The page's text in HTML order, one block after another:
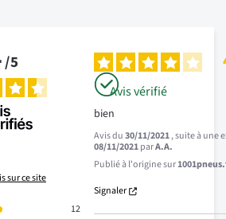
/5
sur ce site
12
Avis vérifié
bien
Avis du30/11/2021, suite à une
08/11/2021parA.A.
Publié à l'origine sur
Signaler